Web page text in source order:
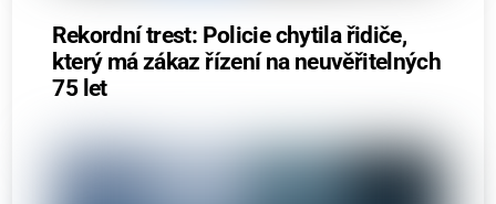
Rekordní trest: Policie chytila řidiče,
který má zákaz řízení na neuvěřitelných
75 let